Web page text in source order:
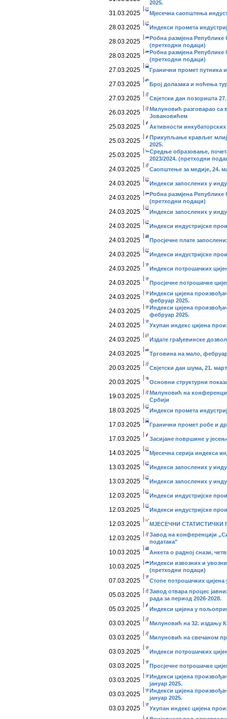
2025.
31.03.2025 Мјесечна саопштења
28.03.2025 Индекси промета
28.03.2025
Робна размјена
(претходни подаци)
28.03.2025
Робна размјена
(претходни подаци)
27.03.2025 Гранични промет путника
27.03.2025 Број долазака и ноћења
27.03.2025 Свјетски дан позоришта
26.03.2025
Милуновић разговарао са
Јовановићем
25.03.2025 Активности
25.03.2025
Прикупљање крављег
2025.
25.03.2025
Средње образовање,
2023/2024. (претходни
24.03.2025 Саопштење за медије, 24.
24.03.2025 Индекси запослених у
24.03.2025
Робна размјена
(претходни подаци)
24.03.2025 Индекси запослених у
24.03.2025 Индекси индустријске
24.03.2025 Просјечне плате
24.03.2025 Индекси индустријске
24.03.2025 Индекси потрошачких
24.03.2025 Просјечне потрошачке
24.03.2025
Индекси цијена
фебруар 2025.
24.03.2025
Индекси цијена
фебруар 2025.
24.03.2025 Укупан индекс цијена
24.03.2025 Издате грађевинске
24.03.2025 Трговина на мало,
20.03.2025 Свјетски дан шума, 21.
20.03.2025 Основни структурни
19.03.2025
Милуновић на
Србији
18.03.2025 Индекси промета
17.03.2025 Гранични промет робе и
17.03.2025 Засијане површине у
14.03.2025 Мјесечна серија индекса
13.03.2025 Индекси запослених у
13.03.2025 Индекси запослених у
12.03.2025 Индекси индустријске
12.03.2025 Индекси индустријске
12.03.2025 МЈЕСЕЧНИ СТАТИСТИЧКИ
12.03.2025
Завод на конференцији
података"
10.03.2025 Анкета о радној снази,
10.03.2025
Индекси извозних и
(претходни подаци)
07.03.2025 Стопе потрошачких цијена
05.03.2025
Завод отвара процес
рада за период 2026-2028.
05.03.2025 Индекси цијена у
03.03.2025 Милуновић на 32. издању
03.03.2025 Милуновић на свечаном
03.03.2025 Индекси потрошачких
03.03.2025 Просјечне потрошачке
03.03.2025
Индекси цијена
јануар 2025.
03.03.2025
Индекси цијена
јануар 2025.
03.03.2025 Укупан индекс цијена